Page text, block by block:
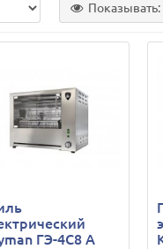
Показывать:
ГЭ-4C8 A